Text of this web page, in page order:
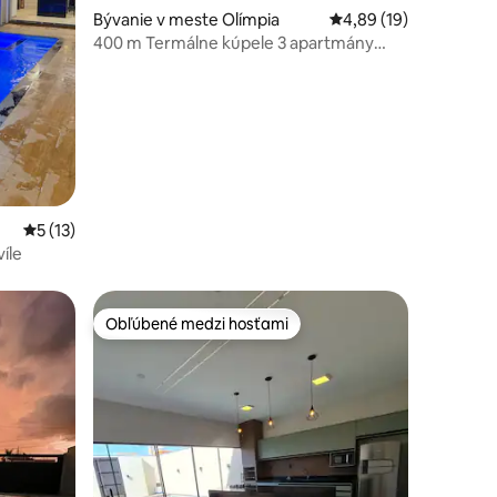
151
Priemerné ohodnotenie 5 z 5, počet hodnotení: 13
5 (13)
Bývanie v meste Olímpia Priemerné
4,89 (19)
400 m Termálne kúpele 3 apartmány
Obľúbené medzi hosťami
Obľúbené medzi hosťami